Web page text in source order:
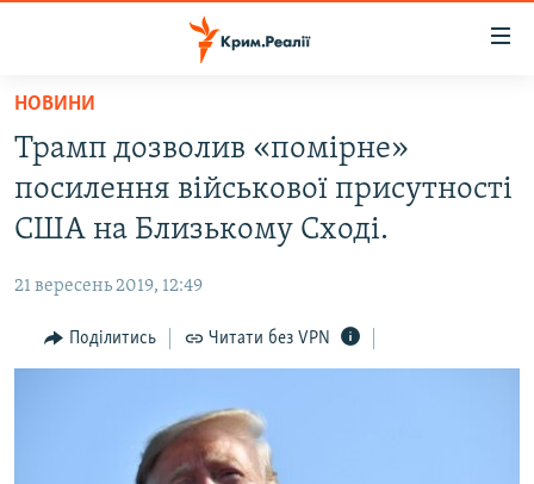
Перейти
основного
матеріалу
Перейти
до
основної
навігації
Перейти
до
ВОДА.КРИМ
ВІДЕО ТА ФОТО
БЛОГИ
ПОГЛЯД
СПЕЦПРОЕКТИ
НОВИНИ
Трамп дозволив «помірне»
посилення військової присутності
США на Близькому Сході.
21 вересень 2019, 12:49
Поділитись Читати без VPN